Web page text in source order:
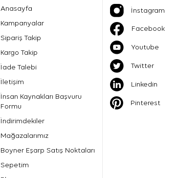
Anasayfa
Kampanyalar
Sipariş Takip
Kargo Takip
İade Talebi
İletişim
İnsan Kaynakları Başvuru
Formu
İndirimdekiler
Mağazalarımız
Boyner Eşarp Satış Noktaları
Sepetim
İnstagram
Facebook
Youtube
Twitter
Linkedin
Pinterest